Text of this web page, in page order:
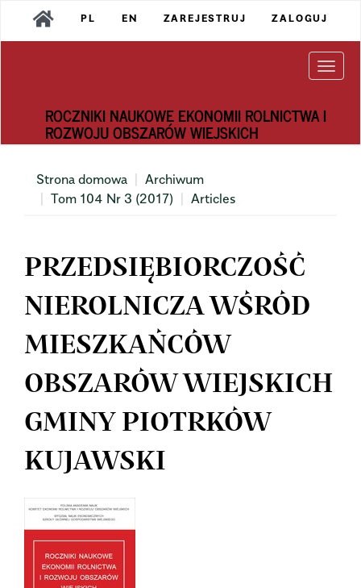
Main
Navigation
PL EN ZAREJESTRUJ ZALOGUJ
ROCZNIKI NAUKOWE EKONOMII ROLNICTWA I
ROZWOJU OBSZARÓW WIEJSKICH
Strona domowa
Archiwum
Tom 104 Nr 3 (2017)
Articles
PRZEDSIĘBIORCZOŚĆ
NIEROLNICZA WŚRÓD
MIESZKAŃCÓW
OBSZARÓW WIEJSKICH
GMINY PIOTRKÓW
KUJAWSKI
Article
Sidebar